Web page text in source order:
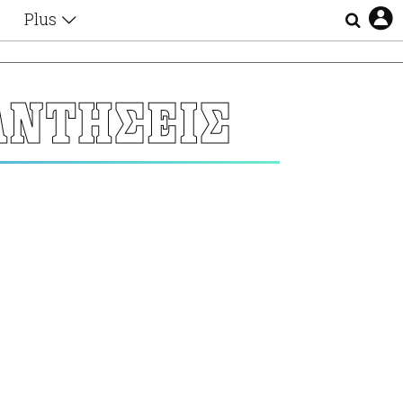
Plus
Αφιερώματα
Ζώδια